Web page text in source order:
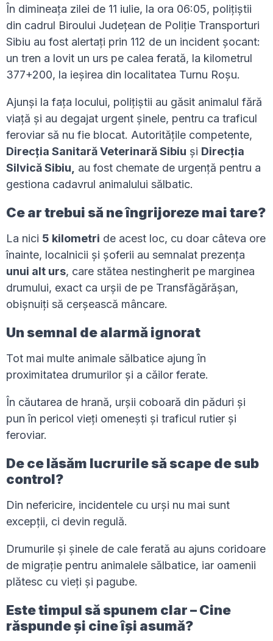
În dimineața zilei de 11 iulie, la ora 06:05, polițiștii
din cadrul Biroului Județean de Poliție Transporturi
Sibiu au fost alertați prin 112 de un incident șocant:
un tren a lovit un urs pe calea ferată, la kilometrul
377+200, la ieșirea din localitatea Turnu Roșu.
Ajunși la fața locului, polițiștii au găsit animalul fără
viață și au degajat urgent șinele, pentru ca traficul
feroviar să nu fie blocat. Autoritățile competente,
Direcția Sanitară Veterinară Sibiu și Direcția
Silvică Sibiu,
au fost chemate de urgență pentru a
gestiona cadavrul animalului sălbatic.
Ce ar trebui să ne îngrijoreze mai tare?
La nici 5 kilometri de acest loc, cu doar câteva ore
înainte, localnicii și șoferii au semnalat prezența
unui alt urs, care stătea nestingherit pe marginea
drumului, exact ca urșii de pe Transfăgărășan,
obișnuiți să cerșească mâncare.
Un semnal de alarmă ignorat
Tot mai multe animale sălbatice ajung în
proximitatea drumurilor și a căilor ferate.
În căutarea de hrană, urșii coboară din păduri și
pun în pericol vieți omenești și traficul rutier și
feroviar.
De ce lăsăm lucrurile să scape de sub
control?
Din nefericire, incidentele cu urși nu mai sunt
excepții, ci devin regulă.
Drumurile și șinele de cale ferată au ajuns coridoare
de migrație pentru animalele sălbatice, iar oamenii
plătesc cu vieți și pagube.
Este timpul să spunem clar – Cine
răspunde și cine își asumă?